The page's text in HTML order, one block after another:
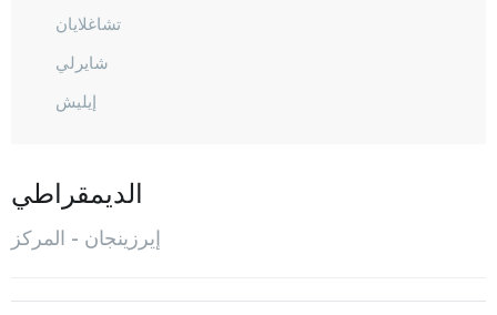
تشاغلايان
شايرلي
إيليش
كيماه
المركز
الديمقراطي
إيرزينجان - المركز